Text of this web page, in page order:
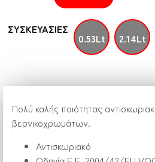
ΣΥΣΚΕΥΑΣΙΕΣ
0.53Lt 2.14Lt
Πολύ καλής ποιότητας
βερνικοχρωμάτων.
Αντισκωριακό